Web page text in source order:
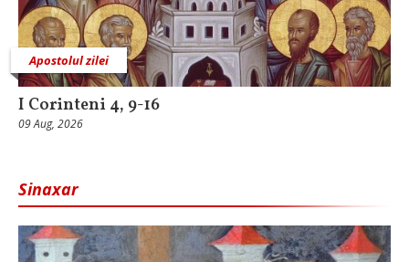
Apostolul zilei
I Corinteni 4, 9-16
09 Aug, 2026
Sinaxar